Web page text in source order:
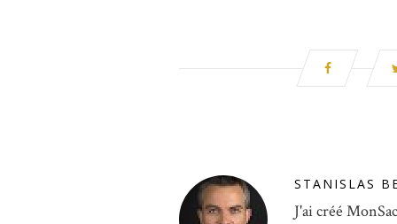
STANISLAS
J'ai créé